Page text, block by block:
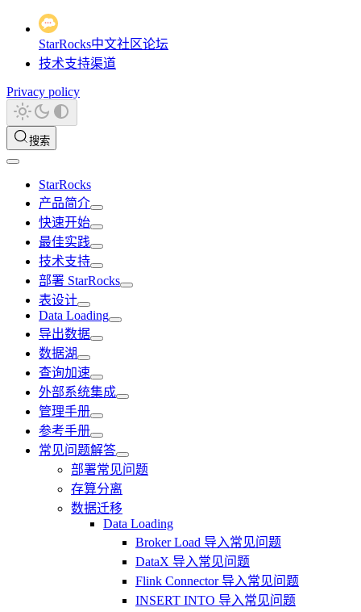
StarRocks中文社区论坛
技术支持渠道
Privacy policy
搜索
StarRocks
产品简介
快速开始
最佳实践
技术支持
部署 StarRocks
表设计
Data Loading
导出数据
数据湖
查询加速
外部系统集成
管理手册
参考手册
常见问题解答
部署常见问题
存算分离
数据迁移
Data Loading
Broker Load 导入常见问题
DataX 导入常见问题
Flink Connector 导入常见问题
INSERT INTO 导入常见问题